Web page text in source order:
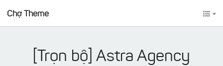
Chợ Theme
[Trọn bộ] Astra Agency